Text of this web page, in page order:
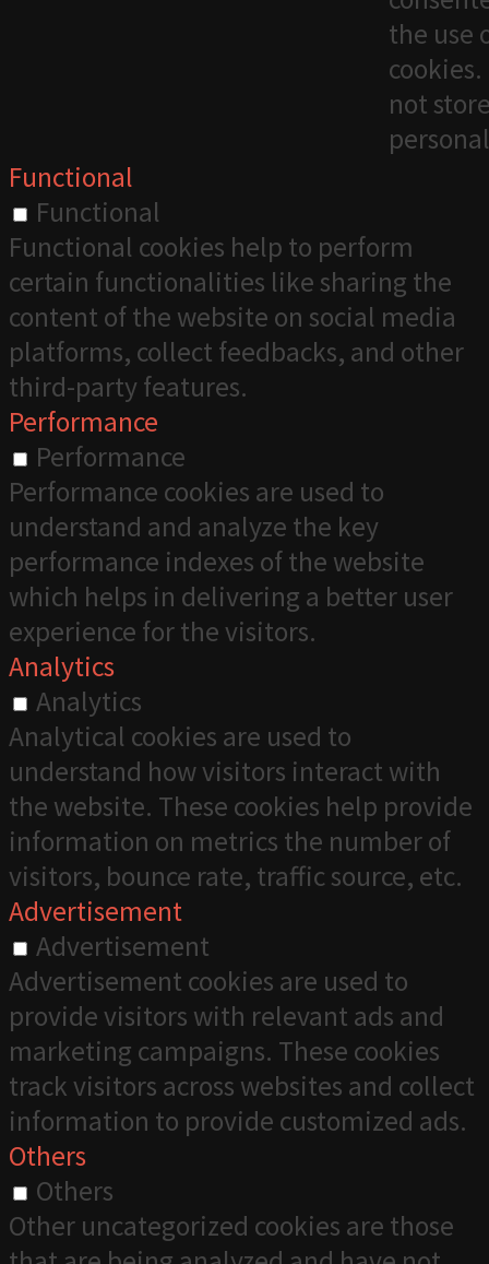
the use
not
Functional
Functional
Functional cookies help to perform
certain functionalities like sharing the
content of the website on social media
platforms, collect feedbacks, and other
third-party features.
Performance
Performance
Performance cookies are used to
understand and analyze the key
performance indexes of the website
which helps in delivering a better user
experience for the visitors.
Analytics
Analytics
Analytical cookies are used to
understand how visitors interact with
the website. These cookies help provide
information on metrics the number of
visitors, bounce rate, traffic source, etc.
Advertisement
Advertisement
Advertisement cookies are used to
provide visitors with relevant ads and
marketing campaigns. These cookies
track visitors across websites and collect
information to provide customized ads.
Others
Others
Other uncategorized cookies are those